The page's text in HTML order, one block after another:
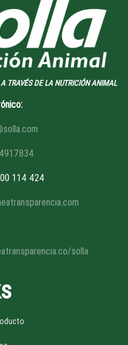
TRAVÉS DE LA NUTRICIÓN ANIMAL
114 424
solla